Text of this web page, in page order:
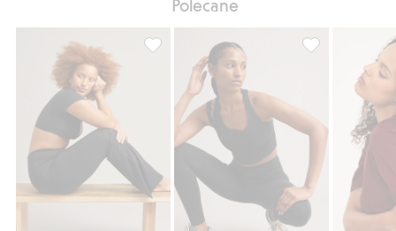
Polecane
Legginsy do ćwiczeń, typu bootcut,
Legginsy do